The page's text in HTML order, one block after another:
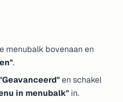
menubalk bovenaan en
.
en schakel
in menubalk" in.